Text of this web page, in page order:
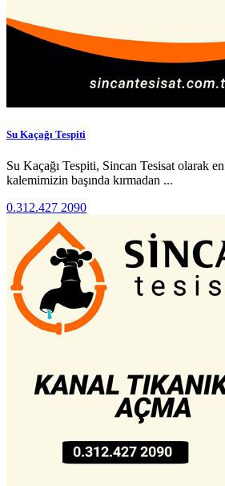
Su Kaçağı Tespiti
Su Kaçağı Tespiti, Sincan Tesisat olarak
kalemimizin başında kırmadan ...
0.312.427 2090